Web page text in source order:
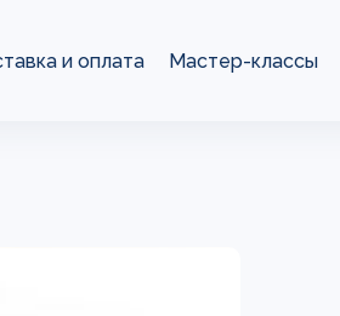
и оплата Мастер-классы